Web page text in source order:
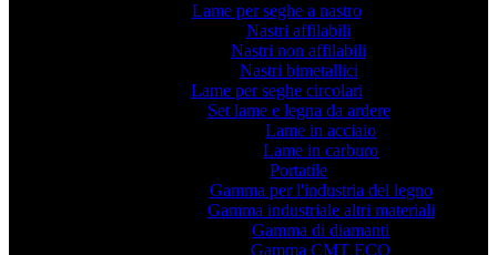
Lame per seghe a nastro
Nastri affilabili
Nastri non affilabili
Nastri bimetallici
Lame per seghe circolari
Set lame e legna da ardere
Lame in acciaio
Lame in carburo
Portatile
Gamma per l'industria del legno
Gamma industriale altri materiali
Gamma di diamanti
Gamma CMT ECO